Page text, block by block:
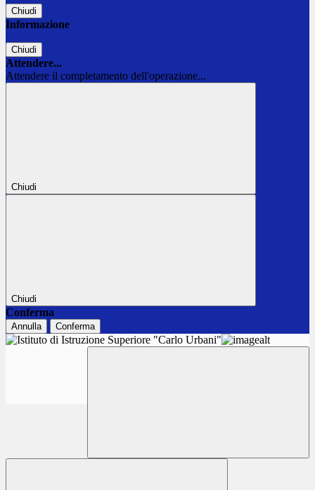
Chiudi
Informazione
Chiudi
Attendere...
Attendere il completamento dell'operazione...
Chiudi
Chiudi
Conferma
Annulla Conferma